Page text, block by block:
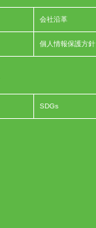
会社沿革
個人情報保護方針
SDGs